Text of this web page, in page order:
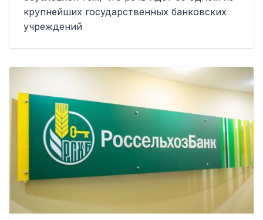
крупнейших государственных банковских
учреждений